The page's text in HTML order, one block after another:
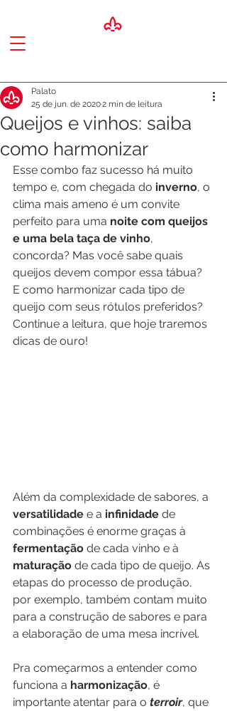
Queijos e vinhos: saiba
como harmonizar
Palato
25 de jun. de 20202 min de leitura
Esse combo faz sucesso há muito
tempo e, com chegada do inverno, o
clima mais ameno é um convite
perfeito para uma noite com queijos
e uma bela taça de vinho,
concorda? Mas você sabe quais
queijos devem compor essa tábua?
E como harmonizar cada tipo de
queijo com seus rótulos preferidos?
Continue a leitura, que hoje traremos
dicas de ouro!
Além da complexidade de sabores, a
versatilidade e a infinidade de
combinações é enorme graças à
fermentação de cada vinho e à
maturação de cada tipo de queijo. As
etapas do processo de produção,
por exemplo, também contam muito
para a construção de sabores e para
a elaboração de uma mesa incrível.
Pra começarmos a entender como
funciona a harmonização, é
importante atentar para o terroir, que